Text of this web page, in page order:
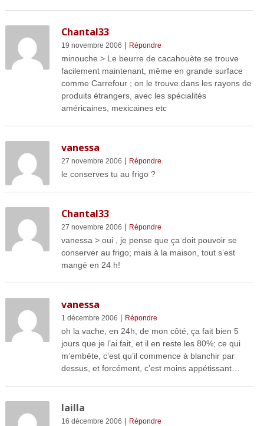
Chantal33
19 novembre 2006 | Répondre
minouche > Le beurre de cacahouète se trouve
facilement maintenant, même en grande surface
comme Carrefour ; on le trouve dans les rayons de
produits étrangers, avec les spécialités
américaines, mexicaines etc
vanessa
27 novembre 2006 | Répondre
le conserves tu au frigo ?
Chantal33
27 novembre 2006 | Répondre
vanessa > oui , je pense que ça doit pouvoir se
conserver au frigo; mais à la maison, tout s’est
mangé en 24 h!
vanessa
1 décembre 2006 | Répondre
oh la vache, en 24h, de mon côté, ça fait bien 5
jours que je l’ai fait, et il en reste les 80%; ce qui
m’embête, c’est qu’il commence à blanchir par
dessus, et forcément, c’est moins appétissant…
lailla
16 décembre 2006 | Répondre